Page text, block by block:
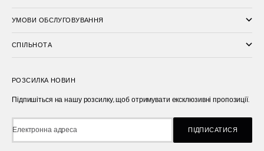
УМОВИ ОБСЛУГОВУВАННЯ
СПІЛЬНОТА
РОЗСИЛКА НОВИН
Підпишіться на нашу розсилку, щоб отримувати ексклюзивні пропозиції.
Електронна адреса ПІДПИСАТИСЯ